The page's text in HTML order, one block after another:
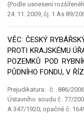
(Podle usnesení
24. 11. 2009, čj. 1 As 89/
VĚC: ČESKÝ
PROTI KRAJSKÉMU
POZEMKŮ POD
PŮDNÍHO FONDU, V
Prejudikatura: č. 886/
Ústavního soudu č. 77/
A 347/1920; opačně č.